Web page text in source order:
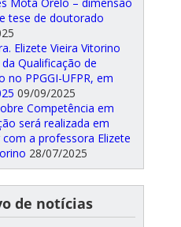
tese de doutorado
Elizete Vieira Vitorino
Qualificação de
no PPGGI-UFPR, em
09/09/2025
Competência em
será realizada em
com a professora Elizete
28/07/2025
de notícias